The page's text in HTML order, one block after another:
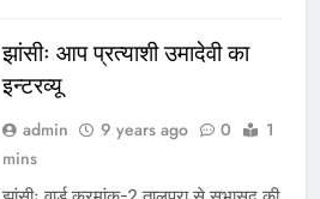
झांसीः आप प्रत्याशी उमादेवी का
इन्टरव्यू
admin 9 years ago 0
1
mins